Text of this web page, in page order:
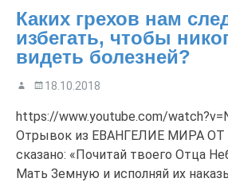
восхождение. — Знак «Буки» —
Каких грехов нам
избегать, чтобы
видеть болезней?
18.10.2018
https://www.youtube.com/
Отрывок из ЕВАНГЕЛИЕ МИРА ОТ
сказано: «Почитай твоего Отца
Мать Земную и исполняй их